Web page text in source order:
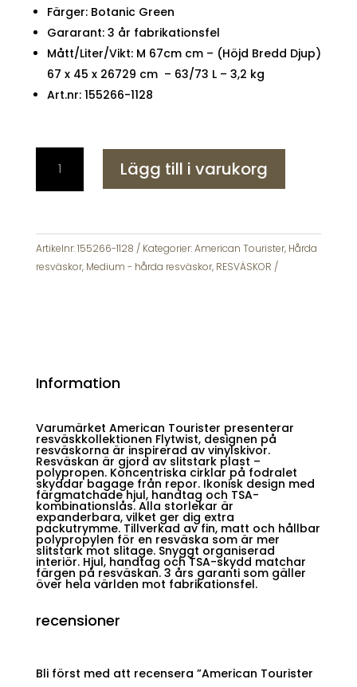
Färger: Botanic Green
Gararant: 3 år fabrikationsfel
Mått/Liter/Vikt: M 67cm cm – (Höjd Bredd Djup)
67 x 45 x 26729 cm – 63/73 L – 3,2 kg
Art.nr: 155266-1128
Tourister
Resväska
Green
67cm
Lägg till i varukorg
Artikelnr:155266-1128 Kategorier:American Tourister, Hårda
resväskor, Medium - hårda resväskor, RESVÄSKOR
Information
Varumärket American Tourister presenterar
resväskkollektionen Flytwist, designen på
resväskorna är inspirerad av vinylskivor.
Resväskan är gjord av slitstark plast –
polypropen. Koncentriska cirklar på fodralet
skyddar bagage från repor. Ikonisk design med
färgmatchade hjul, handtag och TSA-
kombinationslås. Alla storlekar är
expanderbara, vilket ger dig extra
packutrymme. Tillverkad av fin, matt och hållbar
polypropylen för en resväska som är mer
slitstark mot slitage. Snyggt organiserad
interiör. Hjul, handtag och TSA-skydd matchar
färgen på resväskan. 3 års garanti som gäller
över hela världen mot fabrikationsfel.
recensioner
Bli först med att recensera ”American Tourister